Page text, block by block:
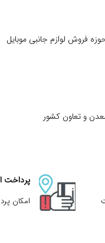
فروش لوازم جانبی موبایل
و تعاون کشور
پرداخت
امکان